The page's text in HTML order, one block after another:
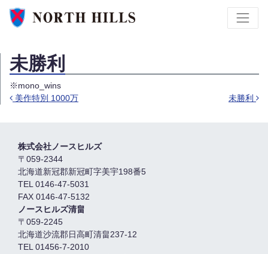
未勝利
※mono_wins
美作特別 1000万 未勝利
株式会社ノースヒルズ
〒059-2344
北海道新冠郡新冠町字美宇198番5
TEL 0146-47-5031
FAX 0146-47-5132
ノースヒルズ清畠
〒059-2245
北海道沙流郡日高町清畠237-12
TEL 01456-7-2010